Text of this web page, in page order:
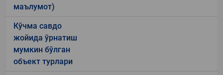
маълумот)
Кўчма савдо
жойида ўрнатиш
мумкин бўлган
объект турлари